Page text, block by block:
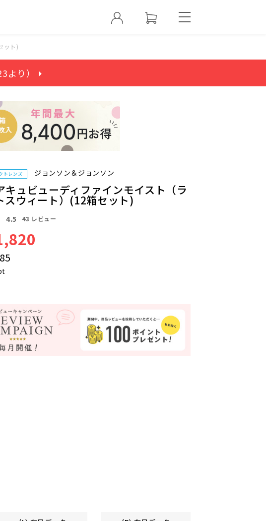
ット)
より） ⏵
トレンズ ジョンソン＆ジョンソン
キュビューディファインモイスト（ラ
スウィート）(12箱セット)
4.5 43 レビュー